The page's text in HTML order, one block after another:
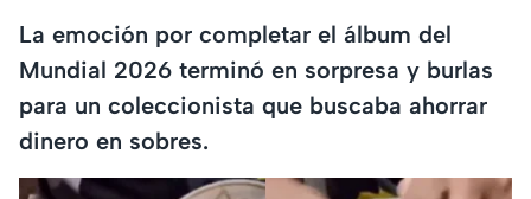
La emoción por completar el álbum del
Mundial 2026 terminó en sorpresa y burlas
para un coleccionista que buscaba ahorrar
dinero en sobres.